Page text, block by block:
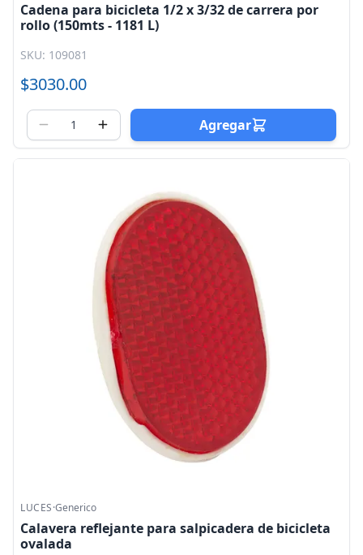
Cadena para bicicleta 1/2 x 3/32 de carrera por
rollo (150mts - 1181 L)
SKU: 109081
$3030.00
Agregar
LUCES·Generico
Calavera reflejante para salpicadera de bicicleta
ovalada